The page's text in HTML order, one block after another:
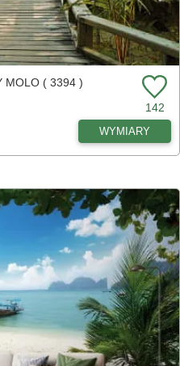
MOLO ( 3394 )
142
WYMIARY